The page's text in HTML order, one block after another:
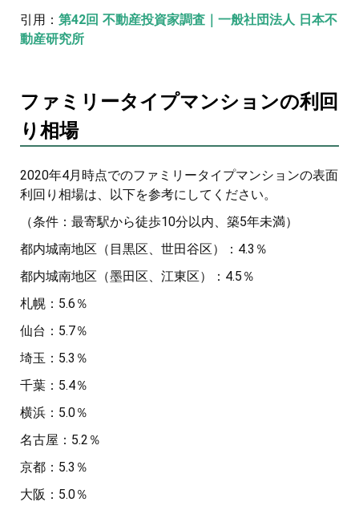
引用： 第42回 不動産投資家調査｜一般社団法人 日本不
動産研究所
ファミリータイプマンションの利回
り相場
2020年4月時点でのファミリータイプマンションの表面
利回り相場は、以下を参考にしてください。
（条件：最寄駅から徒歩10分以内、築5年未満）
都内城南地区（目黒区、世田谷区）：4.3％
都内城南地区（墨田区、江東区）：4.5％
札幌：5.6％
仙台：5.7％
埼玉：5.3％
千葉：5.4％
横浜：5.0％
名古屋：5.2％
京都：5.3％
大阪：5.0％